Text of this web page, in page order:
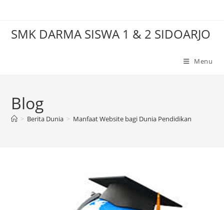
contentSMK DARMA SISWA 1 & 2 SIDOARJO
Menu
Blog
> Berita Dunia > Manfaat Website bagi Dunia Pendidikan